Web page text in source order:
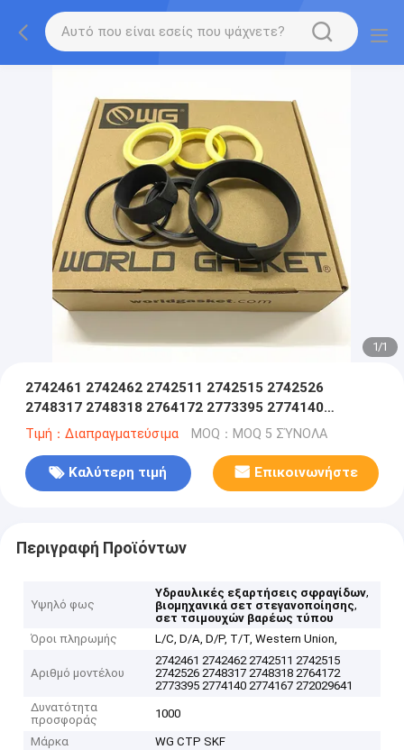
1/1
2742461 2742462 2742511 2742515 2742526
2748317 2748318 2764172 2773395 2774140
2774167 272029641
Τιμή：Διαπραγματεύσιμα MOQ：MOQ 5 ΣΎΝΟΛΑ
Καλύτερη τιμή Επικοινωνήστε
Περιγραφή Προϊόντων
Υψηλό φως
Υδραυλικές εξαρτήσεις σφραγίδων,
βιομηχανικά σετ στεγανοποίησης,
σετ τσιμουχών βαρέως τύπου
Όροι πληρωμής
L/C, D/A, D/P, T/T, Western Union,
Αριθμό μοντέλου
2742461 2742462 2742511 2742515
2742526 2748317 2748318 2764172
2773395 2774140 2774167 272029641
Δυνατότητα
προσφοράς
1000
Μάρκα
WG CTP SKF